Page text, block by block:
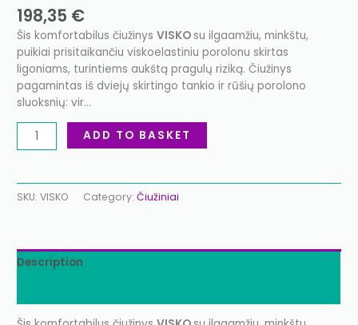
198,35 €
Šis komfortabilus čiužinysVISKO su ilgaamžiu, minkštu,
puikiai prisitaikančiu viskoelastiniu porolonu skirtas
ligoniams, turintiems aukštą pragulų riziką. Čiužinys
pagamintas iš dviejų skirtingo tankio ir rūšių porolono
sluoksnių: vir…
ADD TO BASKET
SKU:VISKO Category:Čiužiniai
Description